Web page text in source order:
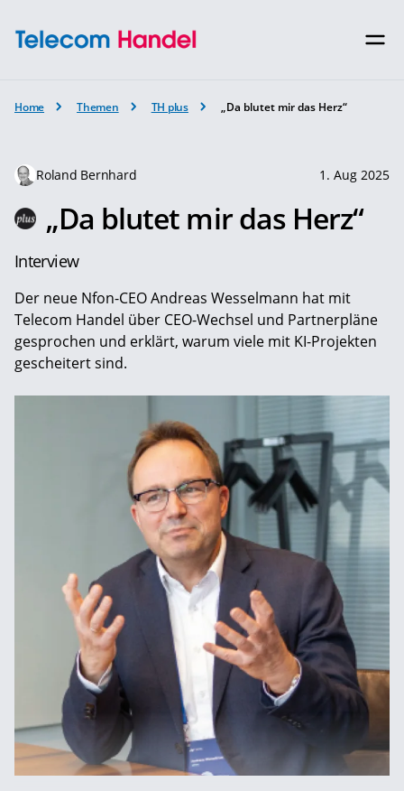
Home Themen TH plus „Da blutet mir das Herz“
Roland Bernhard 1. Aug 2025
„Da blutet mir das Herz“
Interview
Der neue Nfon-CEO Andreas Wesselmann hat mit
Telecom Handel über CEO-Wechsel und Partnerpläne
gesprochen und erklärt, warum viele mit KI-Projekten
gescheitert sind.